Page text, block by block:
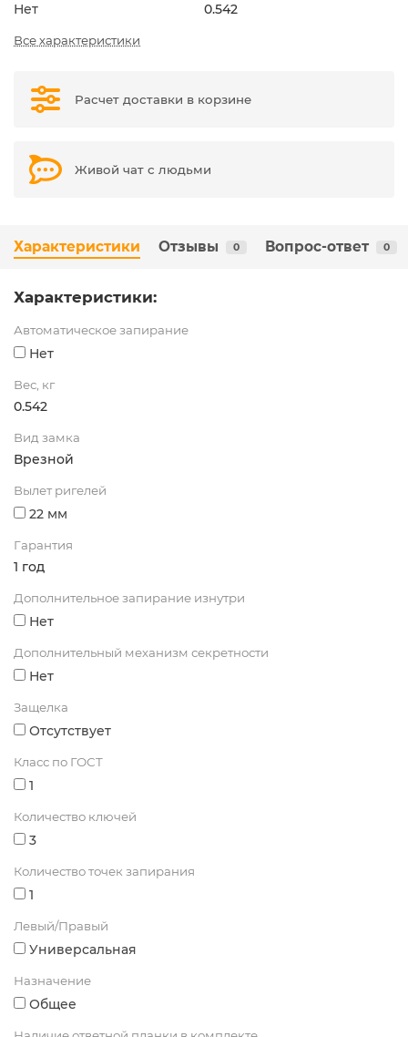
Нет 0.542
Все характеристики
Расчет доставки в корзине
Живой чат с людьми
Характеристики Отзывы 0 Вопрос-ответ 0
Характеристики:
Автоматическое запирание
Нет
Вес, кг
0.542
Вид замка
Врезной
Вылет ригелей
22 мм
Гарантия
1 год
Дополнительное запирание изнутри
Нет
Дополнительный механизм секретности
Нет
Защелка
Отсутствует
Класс по ГОСТ
1
Количество ключей
3
Количество точек запирания
1
Левый/Правый
Универсальная
Назначение
Общее